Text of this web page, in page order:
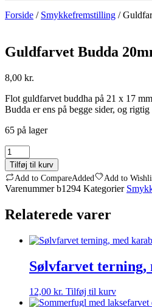
Forside / Smykkefremstilling /
Guldfarvet Budda
8,00 kr.
Flot guldfarvet buddha på 21 x 17
Budda er ens på begge sider, og
65 på lager
Guldfarvet
Budda
20mm
antal
Tilføj til kurv
Add to CompareAdded Add to
Varenummerb1294 Kategorier
Relaterede varer
Sølvfarvet terning,
12,00 kr. Tilføj til kurv